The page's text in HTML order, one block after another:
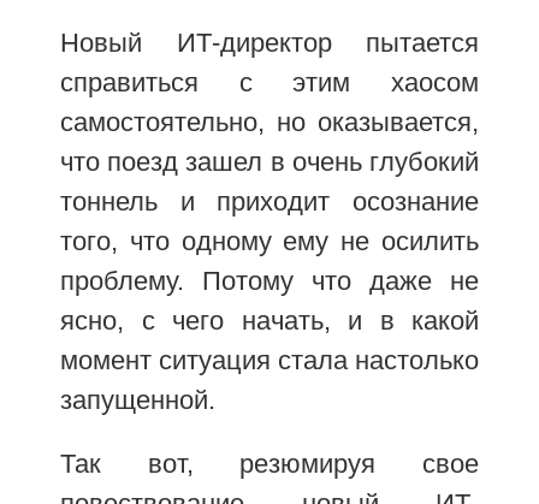
Новый ИТ-директор пытается
справиться с этим хаосом
самостоятельно, но оказывается,
что поезд зашел в очень глубокий
тоннель и приходит осознание
того, что одному ему не осилить
проблему. Потому что даже не
ясно, с чего начать, и в какой
момент ситуация стала настолько
запущенной.
Так вот, резюмируя свое